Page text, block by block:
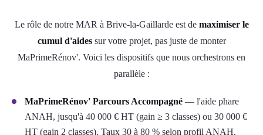
Le rôle de notre MAR à Brive-la-Gaillarde est de maximiser le
cumul d'aidessur votre projet, pas juste de monter
MaPrimeRénov'. Voici les dispositifs que nous orchestrons en
parallèle :
MaPrimeRénov' Parcours Accompagné — l'aide phare
ANAH, jusqu'à 40 000 € HT (gain ≥ 3 classes) ou 30 000 €
HT (gain 2 classes). Taux 30 à 80 % selon profil ANAH.